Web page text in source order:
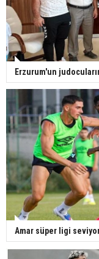
Erzurum'un
Amar süper ligi